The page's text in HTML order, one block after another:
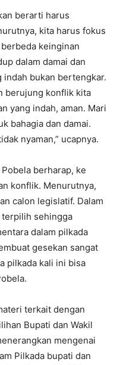
berarti harus
kita harus fokus
keinginan
dalam damai dan
indah bukan bertengkar.
berujung konflik kita
yang indah, aman. Mari
bahagia dan damai.
nyaman,” ucapnya.
berharap, ke
konflik. Menurutnya,
calon legislatif. Dalam
sehingga
dalam pilkada
gesekan sangat
pilkada kali ini bisa
terkait dengan
Bupati dan Wakil
mengenai
Pilkada bupati dan